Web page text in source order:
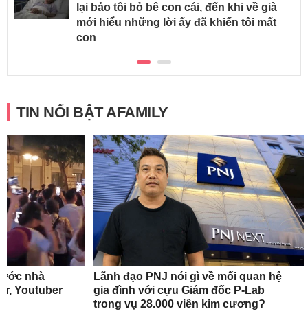
lại bảo tôi bỏ bê con cái, đến khi về già
mới hiểu những lời ấy đã khiến tôi mất
con
TIN NỔI BẬT AFAMILY
nhà
Youtuber
Lãnh đạo PNJ nói gì về mối quan hệ
gia đình với cựu Giám đốc P-Lab
trong vụ 28.000 viên kim cương?